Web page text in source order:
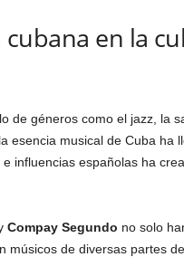
en la
de géneros como el jazz, la
esencia musical de Cuba ha
influencias españolas ha
Compay Segundo no solo
músicos de diversas partes